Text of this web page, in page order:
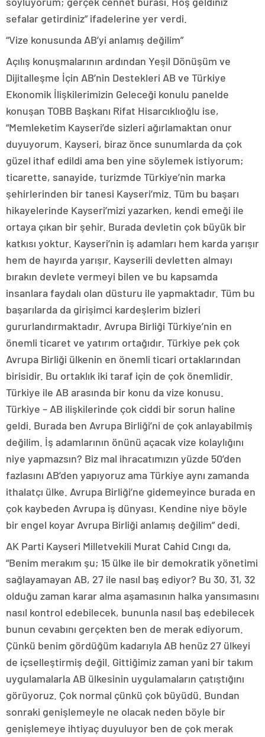
sefalar getirdiniz” ifadelerine yer verdi.
“Vize konusunda AB’yi anlamış değilim”
Açılış konuşmalarının ardından Yeşil Dönüşüm ve
Dijitalleşme İçin AB’nin Destekleri AB ve Türkiye
Ekonomik İlişkilerimizin Geleceği konulu panelde
konuşan TOBB Başkanı Rifat Hisarcıklıoğlu ise,
“Memleketim Kayseri’de sizleri ağırlamaktan onur
duyuyorum. Kayseri, biraz önce sunumlarda da çok
güzel ithaf edildi ama ben yine söylemek istiyorum;
ticarette, sanayide, turizmde Türkiye’nin marka
şehirlerinden bir tanesi Kayseri’miz. Tüm bu başarı
hikayelerinde Kayseri’mizi yazarken, kendi emeği ile
ortaya çıkan bir şehir. Burada devletin çok büyük bir
katkısı yoktur. Kayseri’nin iş adamları hem karda yarışır
hem de hayırda yarışır. Kayserili devletten almayı
bırakın devlete vermeyi bilen ve bu kapsamda
insanlara faydalı olan düsturu ile yapmaktadır. Tüm bu
başarılarda da girişimci kardeşlerim bizleri
gururlandırmaktadır. Avrupa Birliği Türkiye’nin en
önemli ticaret ve yatırım ortağıdır. Türkiye pek çok
Avrupa Birliği ülkenin en önemli ticari ortaklarından
birisidir. Bu ortaklık iki taraf için de çok önemlidir.
Türkiye ile AB arasında bir konu da vize konusu.
Türkiye – AB ilişkilerinde çok ciddi bir sorun haline
geldi. Burada ben Avrupa Birliği’ni de çok anlayabilmiş
değilim. İş adamlarının önünü açacak vize kolaylığını
niye yapmazsın? Biz mal ihracatımızın yüzde 50’den
fazlasını AB’den yapıyoruz ama Türkiye aynı zamanda
ithalatçı ülke. Avrupa Birliği’ne gidemeyince burada en
çok kaybeden Avrupa iş dünyası. Kendine niye böyle
bir engel koyar Avrupa Birliği anlamış değilim” dedi.
AK Parti Kayseri Milletvekili Murat Cahid Cıngı da,
“Benim merakım şu; 15 ülke ile bir demokratik yönetimi
sağlayamayan AB, 27 ile nasıl baş ediyor? Bu 30, 31, 32
olduğu zaman karar alma aşamasının halka yansımasını
nasıl kontrol edebilecek, bununla nasıl baş edebilecek
bunun cevabını gerçekten ben de merak ediyorum.
Çünkü benim gördüğüm kadarıyla AB henüz 27 ülkeyi
de içselleştirmiş değil. Gittiğimiz zaman yani bir takım
uygulamalarla AB ülkesinin uygulamaların çatıştığını
görüyoruz. Çok normal çünkü çok büyüdü. Bundan
sonraki genişlemeyle ne olacak neden böyle bir
genişlemeye ihtiyaç duyuluyor ben de çok merak